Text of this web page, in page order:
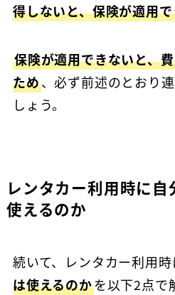
得しないと、保険が適用
保険が適用できないと、
ため、必ず前述のとおり
しょう。
レンタカー利用時に
使えるのか
続いて、レンタカー利用
は使えるのかを以下2点で